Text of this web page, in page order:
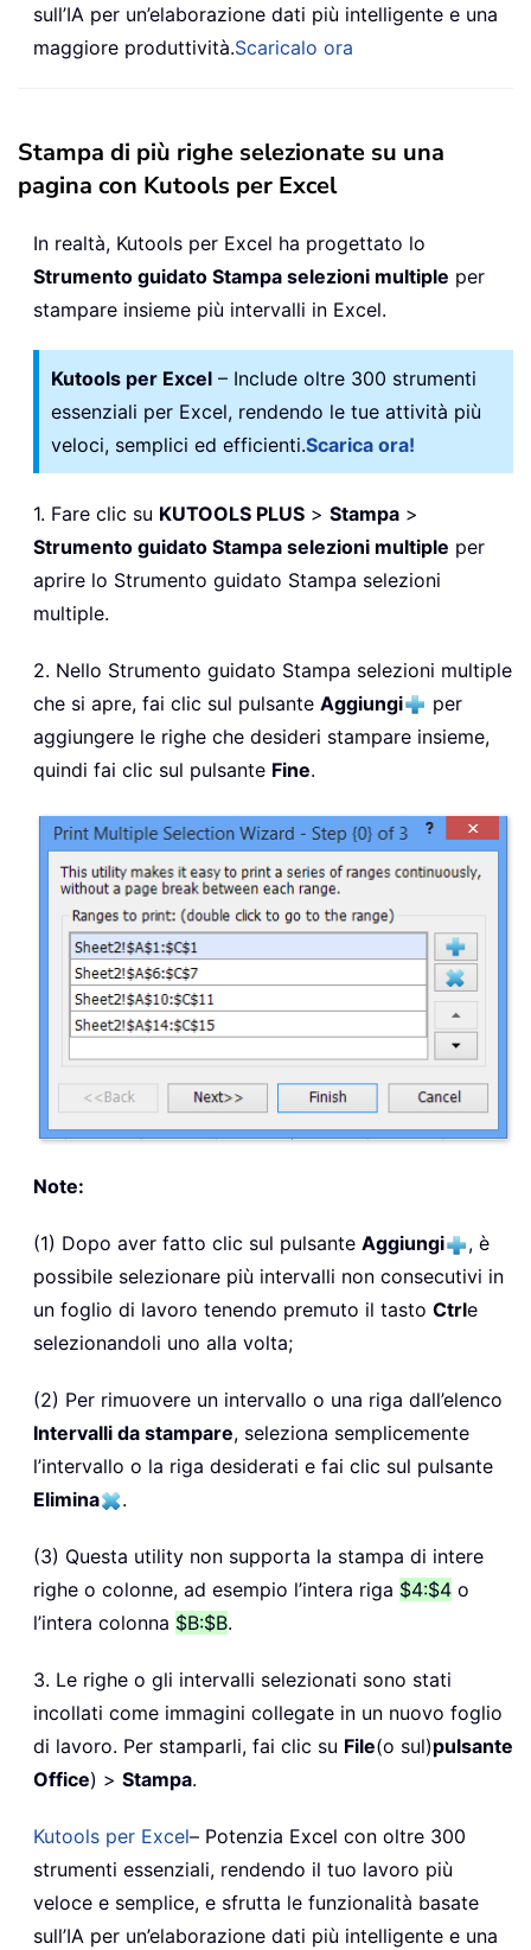
sull’IA per un’elaborazione dati più intelligente e una
maggiore produttività.Scaricalo ora
Stampa di più righe selezionate su una
pagina con Kutools per Excel
In realtà, Kutools per Excel ha progettato lo
Strumento guidato Stampa selezioni multiple per
stampare insieme più intervalli in Excel.
Kutools per Excel – Include oltre 300 strumenti
essenziali per Excel, rendendo le tue attività più
veloci, semplici ed efficienti.Scarica ora!
1. Fare clic su KUTOOLS PLUS > Stampa >
Strumento guidato Stampa selezioni multiple per
aprire lo Strumento guidato Stampa selezioni
multiple.
2. Nello Strumento guidato Stampa selezioni multiple
che si apre, fai clic sul pulsante Aggiungi
per
aggiungere le righe che desideri stampare insieme,
quindi fai clic sul pulsante Fine.
Note:
(1) Dopo aver fatto clic sul pulsante Aggiungi
, è
possibile selezionare più intervalli non consecutivi in
un foglio di lavoro tenendo premuto il tasto Ctrle
selezionandoli uno alla volta;
(2) Per rimuovere un intervallo o una riga dall’elenco
Intervalli da stampare, seleziona semplicemente
l’intervallo o la riga desiderati e fai clic sul pulsante
Elimina
.
(3) Questa utility non supporta la stampa di intere
righe o colonne, ad esempio l’intera riga $4:$4 o
l’intera colonna $B:$B.
3. Le righe o gli intervalli selezionati sono stati
incollati come immagini collegate in un nuovo foglio
di lavoro. Per stamparli, fai clic su File(o sul)pulsante
Office) > Stampa.
Kutools per Excel– Potenzia Excel con oltre 300
strumenti essenziali, rendendo il tuo lavoro più
veloce e semplice, e sfrutta le funzionalità basate
sull’IA per un’elaborazione dati più intelligente e una